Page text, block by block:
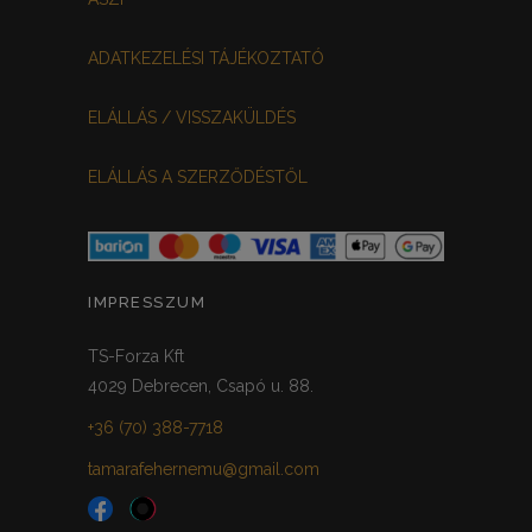
ADATKEZELÉSI TÁJÉKOZTATÓ
ELÁLLÁS / VISSZAKÜLDÉS
ELÁLLÁS A SZERZŐDÉSTŐL
IMPRESSZUM
TS-Forza Kft
4029 Debrecen, Csapó u. 88.
+36 (70) 388-7718
tamarafehernemu@gmail.com